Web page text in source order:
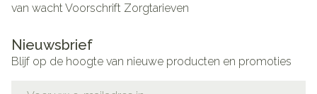
van wachtVoorschrift Zorgtarieven
Nieuwsbrief
Blijf op de hoogte van nieuwe producten en promoties